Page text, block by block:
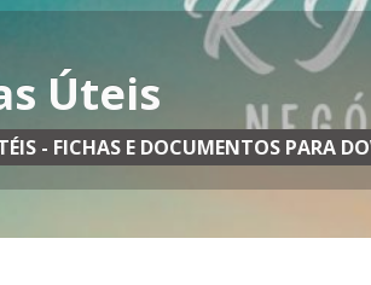
Úteis
- FICHAS E DOCUMENTOS PARA